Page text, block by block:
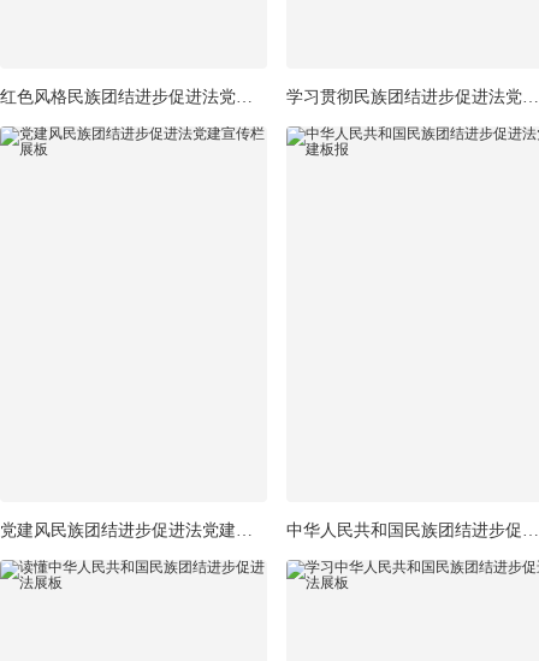
红色风格民族团结进步促进法党建宣传栏 学习贯彻民族团结进步促进法党建宣传栏
党建风民族团结进步促进法党建宣传栏展板 中华人民共和国民族团结进步促进法党建板报